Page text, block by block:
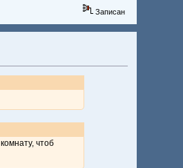
Записан
чтоб